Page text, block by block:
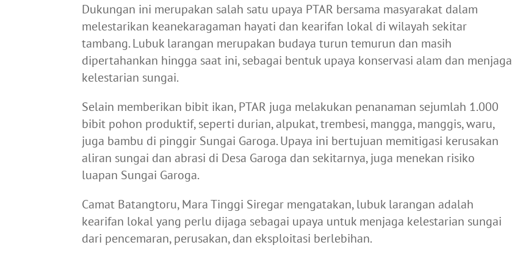
Dukungan ini merupakan salah satu upaya PTAR bersama masyarakat dalam
melestarikan keanekaragaman hayati dan kearifan lokal di wilayah sekitar
tambang. Lubuk larangan merupakan budaya turun temurun dan masih
dipertahankan hingga saat ini, sebagai bentuk upaya konservasi alam dan menjaga
kelestarian sungai.
Selain memberikan bibit ikan, PTAR juga melakukan penanaman sejumlah 1.000
bibit pohon produktif, seperti durian, alpukat, trembesi, mangga, manggis, waru,
juga bambu di pinggir Sungai Garoga. Upaya ini bertujuan memitigasi kerusakan
aliran sungai dan abrasi di Desa Garoga dan sekitarnya, juga menekan risiko
luapan Sungai Garoga.
Camat Batangtoru, Mara Tinggi Siregar mengatakan, lubuk larangan adalah
kearifan lokal yang perlu dijaga sebagai upaya untuk menjaga kelestarian sungai
dari pencemaran, perusakan, dan eksploitasi berlebihan.